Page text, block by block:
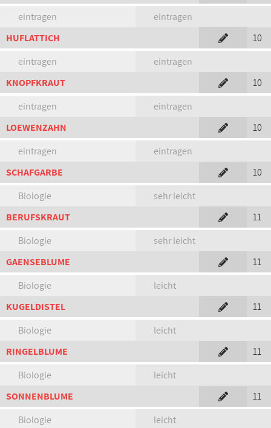
eintragen
eintragen
HUFLATTICH
10
eintragen
eintragen
KNOPFKRAUT
10
eintragen
eintragen
LOEWENZAHN
10
eintragen
eintragen
SCHAFGARBE
10
Biologie
sehr leicht
BERUFSKRAUT
11
Biologie
sehr leicht
GAENSEBLUME
11
Biologie
leicht
KUGELDISTEL
11
Biologie
leicht
RINGELBLUME
11
Biologie
leicht
SONNENBLUME
11
Biologie
leicht